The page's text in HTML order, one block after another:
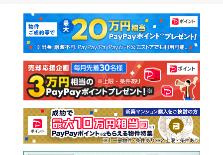
新築マンション 中古マンション
新築一戸建て 中古一戸建て
注文住宅 土地
売却査定
マンションカタログ 教えて！住まいの先生